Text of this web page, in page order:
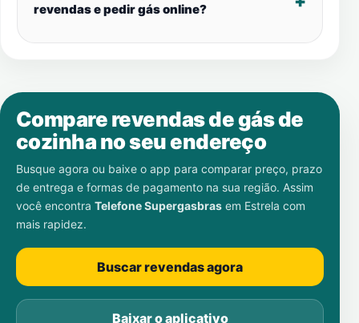
revendas e pedir gás online?
Compare revendas de gás de
cozinha no seu endereço
Busque agora ou baixe o app para comparar preço, prazo
de entrega e formas de pagamento na sua região. Assim
você encontra Telefone Supergasbras em Estrela com
mais rapidez.
Buscar revendas agora
Baixar o aplicativo